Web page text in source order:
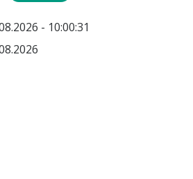
- 10:00:31